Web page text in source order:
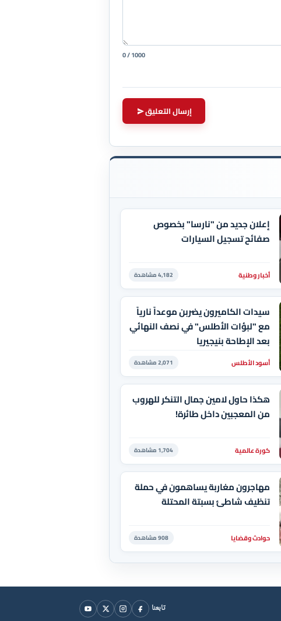
0 / 1000
إرسال التعليق
إعلان جديد من "نارسا" بخصوص
صفائح تسجيل السيارات
أخبار وطنية 4,182 مشاهدة
سيدات الكاميرون يضربن موعداً نارياً
مع "لبؤات الأطلس" في نصف النهائي
بعد الإطاحة بنيجيريا
أسود الأطلس 2,071 مشاهدة
هكذا حاول لامين جمال التنكر للهروب
من المعجبين داخل طائرة!
كورة عالمية 1,704 مشاهدة
مهاجرون مغاربة يساهمون في حملة
تنظيف شاطئ بسبتة المحتلة
حوادث وقضايا 908 مشاهدة
تابعنا